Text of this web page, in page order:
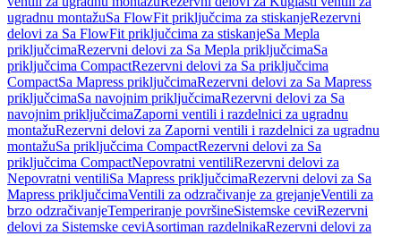
ugradnu montažuSa FlowFit priključcima za stiskanjeRezervni
delovi za Sa FlowFit priključcima za stiskanjeSa Mepla
priključcimaRezervni delovi za Sa Mepla priključcimaSa
priključcima CompactRezervni delovi za Sa priključcima
CompactSa Mapress priključcimaRezervni delovi za Sa Mapress
priključcimaSa navojnim priključcimaRezervni delovi za Sa
navojnim priključcimaZaporni ventili i razdelnici za ugradnu
montažuRezervni delovi za Zaporni ventili i razdelnici za ugradnu
montažuSa priključcima CompactRezervni delovi za Sa
priključcima CompactNepovratni ventiliRezervni delovi za
Nepovratni ventiliSa Mapress priključcimaRezervni delovi za Sa
Mapress priključcimaVentili za odzračivanje za grejanjeVentili za
brzo odzračivanjeTemperiranje površineSistemske ceviRezervni
delovi za Sistemske ceviAsortiman razdelnikaRezervni delovi za